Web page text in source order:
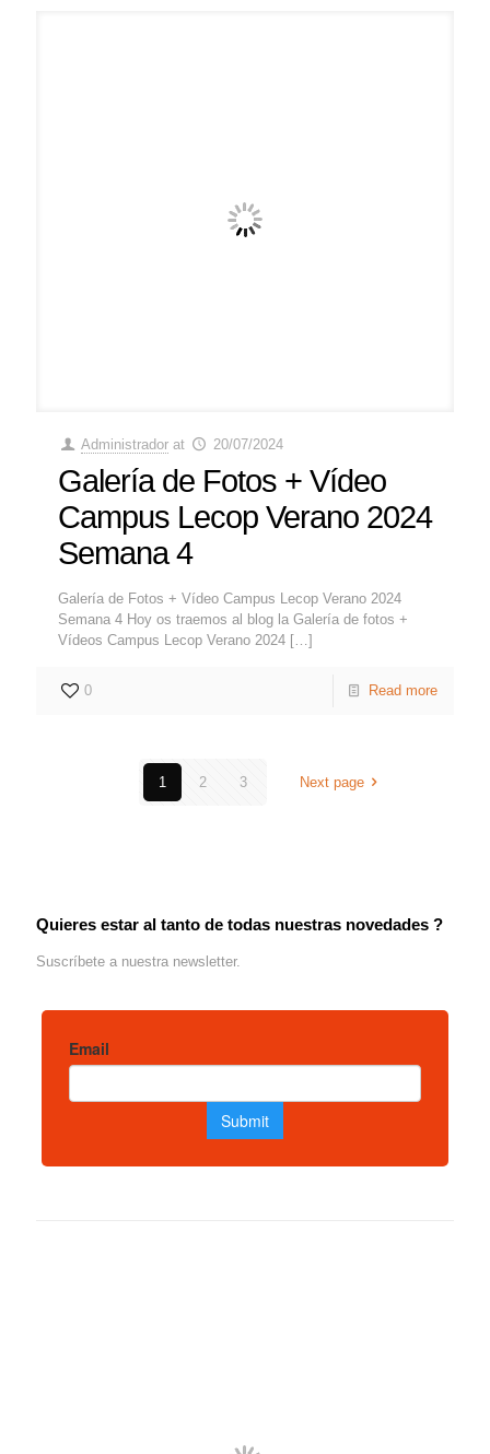
Administrador at 20/07/2024
Galería de Fotos + Vídeo
Campus Lecop Verano 2024
Semana 4
Galería de Fotos + Vídeo Campus Lecop Verano 2024
Semana 4 Hoy os traemos al blog la Galería de fotos +
Vídeos Campus Lecop Verano 2024 […]
0 Read more
1 2 3 Next page
Quieres estar al tanto de todas nuestras novedades ?
Suscríbete a nuestra newsletter.